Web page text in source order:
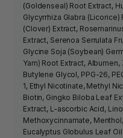
(Goldenseal) Root Extract,
Glycyrrhiza Glabra
(Clover) Extract,
Extract, Serenoa Serrulata
Glycine Soja (Soybean)
Yam) Root Extract,
Butylene Glycol, PPG-26,
1, Ethyl Nicotinate, Methyl
Biotin, Gingko Biloba Leaf
Extract, L-ascorbic Acid,
Methoxycinnamate,
Eucalyptus Globulus Leaf